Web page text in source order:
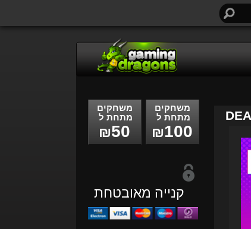
משחקים
מתחת ל
₪50
משחקים
מתחת ל
₪100
קנייה מאובטחת